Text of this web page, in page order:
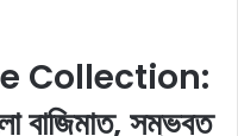
Collection:
বাজিমাত, সম্ভবত